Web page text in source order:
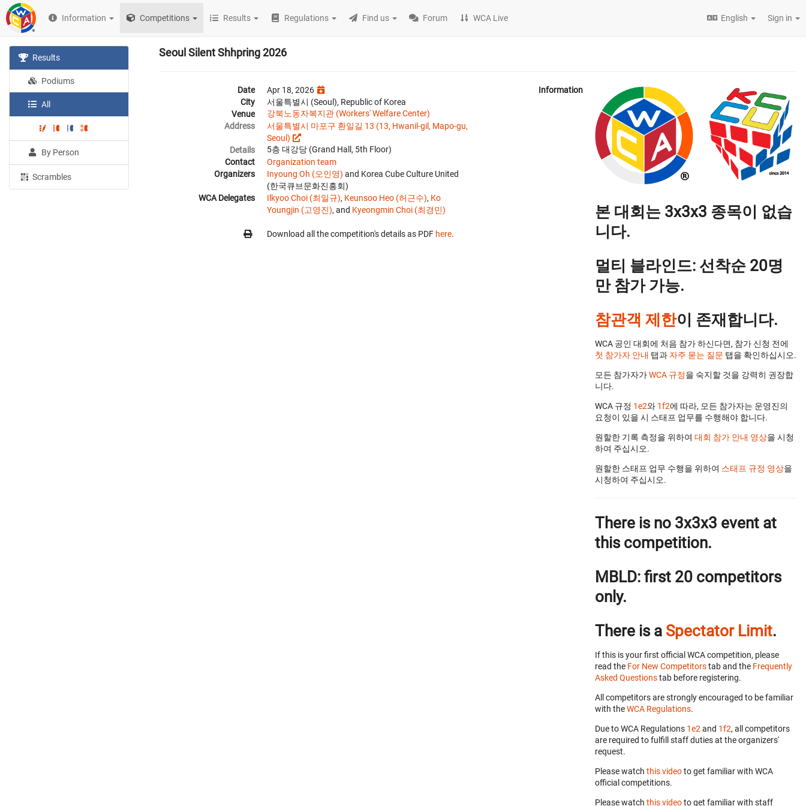
Information Competitions Results Regulations Find us Forum WCA Live English Sign in
Results
Podiums
All
By Person
Scrambles
Seoul Silent Shhpring 2026
Date
Apr 18, 2026
City
서울특별시 (Seoul), Republic of Korea
Venue
강북노동자복지관 (Workers' Welfare Center)
Address
서울특별시 마포구 환일길 13 (13, Hwanil-gil, Mapo-gu,
Seoul)
Details
5층 대강당 (Grand Hall, 5th Floor)
Contact
Organization team
Organizers
Inyoung Oh (오인영) and Korea Cube Culture United
(한국큐브문화진흥회)
WCA Delegates
Ilkyoo Choi (최일규), Keunsoo Heo (허근수), Ko
Youngjin (고영진), and Kyeongmin Choi (최경민)
Download all the competition's details as PDF here.
Information
본 대회는 3x3x3 종목이 없습
니다.
멀티 블라인드: 선착순 20명
만 참가 가능.
참관객 제한이 존재합니다.
WCA 공인 대회에 처음 참가 하신다면, 참가 신청 전에
첫 참가자 안내 탭과 자주 묻는 질문 탭을 확인하십시오.
모든 참가자가WCA 규정을 숙지할 것을 강력히 권장합
니다.
WCA 규정 1e2와 1f2에 따라, 모든 참가자는 운영진의
요청이 있을 시 스태프 업무를 수행해야 합니다.
원할한 기록 측정을 위하여 대회 참가 안내 영상을 시청
하여 주십시오.
원할한 스태프 업무 수행을 위하여 스태프 규정 영상을
시청하여 주십시오.
There is no 3x3x3 event at
this competition.
MBLD: first 20 competitors
only.
There is a Spectator Limit.
If this is your first official WCA competition, please
read the For New Competitorstab and the Frequently
Asked Questionstab before registering.
All competitors are strongly encouraged to be familiar
with theWCA Regulations.
Due to WCA Regulations 1e2 and 1f2, all competitors
are required to fulfill staff duties at the organizers'
request.
Please watch this videoto get familiar with WCA
official competitions.
Please watch this videoto get familiar with staff